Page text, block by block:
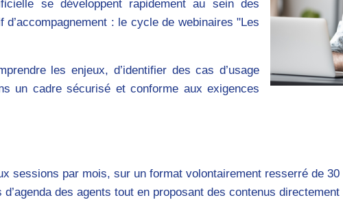
se développent rapidement au sein des
: le cycle de webinaires "Les
les enjeux, d’identifier des cas d’usage
un cadre sécurisé et conforme aux exigences
sessions par mois, sur un format volontairement resserré de
des agents tout en proposant des contenus